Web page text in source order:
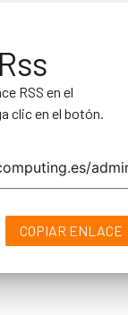
RSS en el
clic en el botón.
COPIAR ENLACE